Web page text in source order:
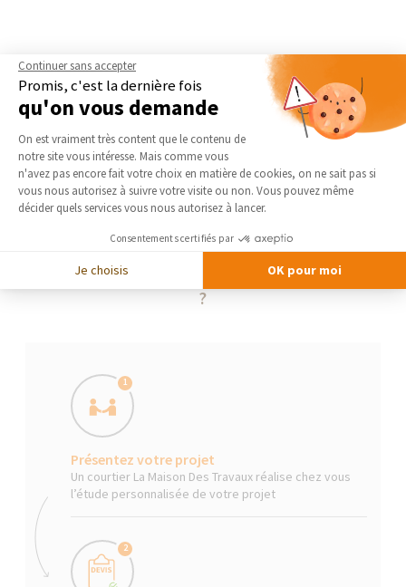
La Maison Des Travaux, comment ça marche
?
1
Présentez votre projet
Un courtier La Maison Des Travaux réalise chez vous
l’étude personnalisée de votre projet
2
Continuer sans accepter
Promis, c'est la dernière fois
qu'on vous demande
Plateforme de Gestion du
On est vraiment très content que le contenu de
notre site vous intéresse. Mais comme vous
n'avez pas encore fait votre choix en matière de cookies, on ne sait pas si
vous nous autorisez à suivre votre visite ou non. Vous pouvez même
décider quels services vous nous autorisez à lancer.
Consentements certifiés par
Je choisis OK pour moi
Axeptio consent